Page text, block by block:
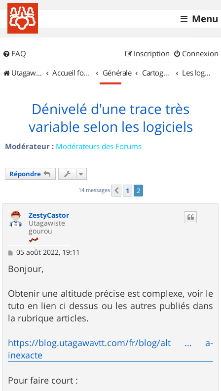
Menu
FAQ Connexion
Inscription
UtagawaVTT (Randos VTT et VTTAE avec traces GPS)
Accueil forum Générale Cartographie et GPS Les logiciels
Dénivelé d'une trace très
variable selon les logiciels
Modérateur : Modérateurs des Forums
Répondre
14 messages Précédent
1 2
ZestyCastor
Utagawiste
gourou
M
s
s
g
e
05 août 2022, 19:11
Bonjour,
Obtenir une altitude précise est complexe, voir le
tuto en lien ci dessus ou les autres publiés dans
la rubrique articles.
https://blog.utagawavtt.com/fr/blog/alt ... a-
inexacte
Pour faire court :